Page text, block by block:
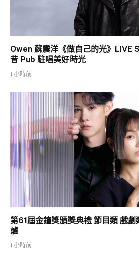
Owen 蘇震洋《做自己的光》LIVE
昔 Pub 駐唱美好時光
1 小時前
第61屆金鐘獎頒獎典禮 節目類 戲
爐
1 小時前